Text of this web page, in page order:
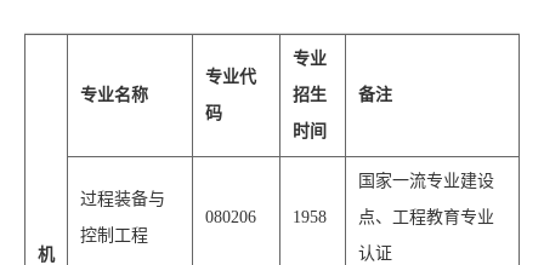
机
专业名称
专业代
码
专业
招生
时间
备注
过程装备与
控制工程
080206 1958
国家一流专业建设
点、工程教育专业
认证